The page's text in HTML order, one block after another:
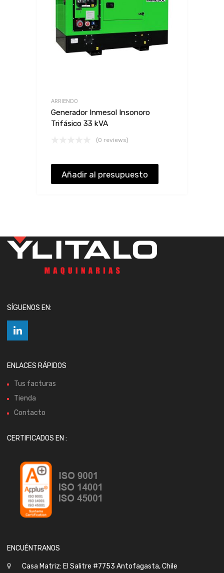
ARRIENDO
Generador Inmesol Insonoro
Trifásico 33 kVA
(0 reviews)
Añadir al presupuesto
SÍGUENOS EN:
ENLACES RÁPIDOS
Tus facturas
Tienda
Contacto
CERTIFICADOS EN :
ENCUÉNTRANOS
Casa Matriz: El Salitre #7753 Antofagasta, Chile